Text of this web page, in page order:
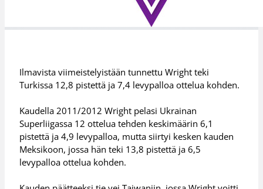
Ilmavista viimeistelyistään tunnettu Wright teki
Turkissa 12,8 pistettä ja 7,4 levypalloa ottelua kohden.
Kaudella 2011/2012 Wright pelasi Ukrainan
Superliigassa 12 ottelua tehden keskimäärin 6,1
pistettä ja 4,9 levypalloa, mutta siirtyi kesken kauden
Meksikoon, jossa hän teki 13,8 pistettä ja 6,5
levypalloa ottelua kohden.